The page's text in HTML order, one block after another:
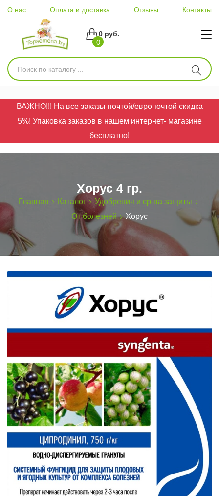
О нас Оплата и доставка Отзывы Контакты
0
0 руб.
ВАЖНО!!! На все заказы почтой/европочтой скидка
5%! Упаковка заказов в нашем интернет- магазине
бесплатно!
Хорус 4 гр.
Главная Каталог
Удобрения и ср-ва защиты
От болезней
Хорус